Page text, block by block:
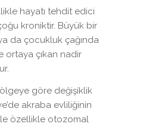
hayatı tehdit edici
kroniktir. Büyük bir
da çocukluk çağında
ortaya çıkan nadir
göre değişiklik
akraba evliliğinin
özellikle otozomal